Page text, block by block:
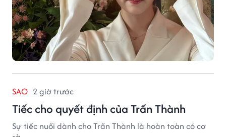
SAO 2 giờ trước
Tiếc cho quyết định của Trấn Thành
Sự tiếc nuối dành cho Trấn Thành là hoàn toàn có cơ